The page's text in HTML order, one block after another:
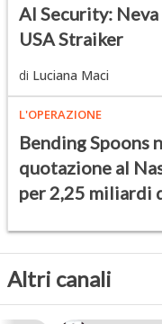
AI Security:
USA Straiker
di Luciana Maci
L'OPERAZIONE
Bending Spoons
quotazione al
per 2,25 miliardi
Altri canali